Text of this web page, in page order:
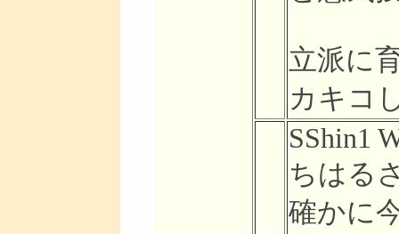
立派に
カキコ
SShin1
ちはる
確かに